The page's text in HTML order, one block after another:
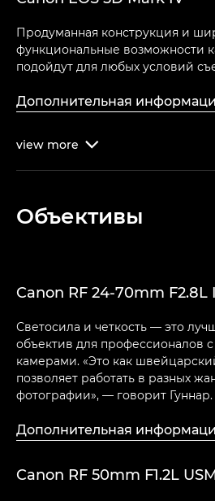
Продуманная конструкция и
функциональные возможности
подойдут для любых условий
Дополнительная
view more 
Объективы
Canon RF 24-70mm F2.8L
Светосила и четкость — это
объектив для профессионалов
камерами. «Это как
позволяет работать в разных
фотографии», — говорит Гуннар.
Дополнительная
Canon RF 50mm F1.2L